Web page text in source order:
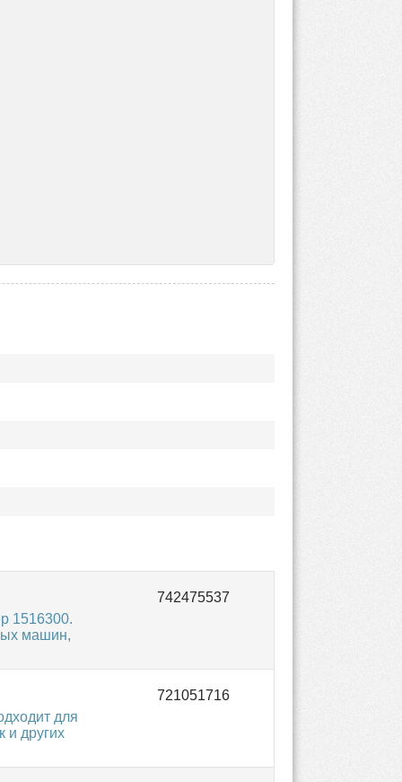
1516300.
машин,
для
и других